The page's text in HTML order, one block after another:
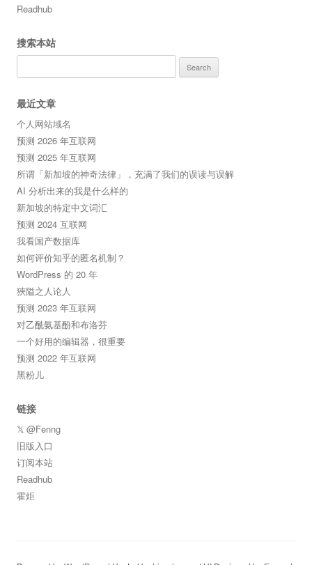
Readhub
搜索本站
for:
最近文章
个人网站域名
预测 2026 年互联网
预测 2025 年互联网
所谓「新加坡的神奇法律」，充满了我们的误读与误解
AI 分析出来的我是什么样的
新加坡的特定中文词汇
预测 2024 互联网
我看国产数据库
如何评价知乎的匿名机制？
WordPress 的 20 年
狹隘之人论人
预测 2023 年互联网
对乙酰氨基酚和布洛芬
一个好用的编辑器，很重要
预测 2022 年互联网
黑粉儿
链接
𝕏 @Fenng
旧版入口
订阅本站
Readhub
霍炬